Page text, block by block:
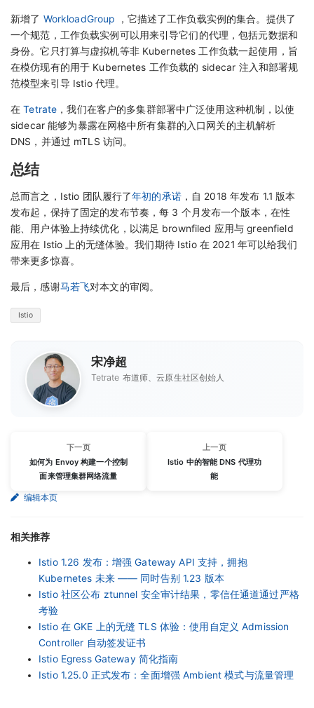
新增了 WorkloadGroup ，它描述了工作负载实例的集合。提供了
一个规范，工作负载实例可以用来引导它们的代理，包括元数据和
身份。它只打算与虚拟机等非 Kubernetes 工作负载一起使用，旨
在模仿现有的用于 Kubernetes 工作负载的 sidecar 注入和部署规
范模型来引导 Istio 代理。
在Tetrate ，我们在客户的多集群部署中广泛使用这种机制，以使
sidecar 能够为暴露在网格中所有集群的入口网关的主机解析
DNS，并通过 mTLS 访问。
总结
总而言之，Istio 团队履行了年初的承诺，自 2018 年发布 1.1 版本
发布起，保持了固定的发布节奏，每 3 个月发布一个版本，在性
能、用户体验上持续优化，以满足 brownfiled 应用与 greenfield
应用在 Istio 上的无缝体验。我们期待 Istio 在 2021 年可以给我们
带来更多惊喜。
最后，感谢马若飞对本文的审阅。
Istio
宋净超
Tetrate 布道师、云原生社区创始人
下一页
如何为 Envoy 构建一个控制
面来管理集群网络流量
上一页
Istio 中的智能 DNS 代理功
能
编辑本页
相关推荐
Istio 1.26 发布：增强 Gateway API 支持，拥抱
Kubernetes 未来 —— 同时告别 1.23 版本
Istio 社区公布 ztunnel 安全审计结果，零信任通道通过严格
考验
Istio 在 GKE 上的无缝 TLS 体验：使用自定义 Admission
Controller 自动签发证书
Istio Egress Gateway 简化指南
Istio 1.25.0 正式发布：全面增强 Ambient 模式与流量管理